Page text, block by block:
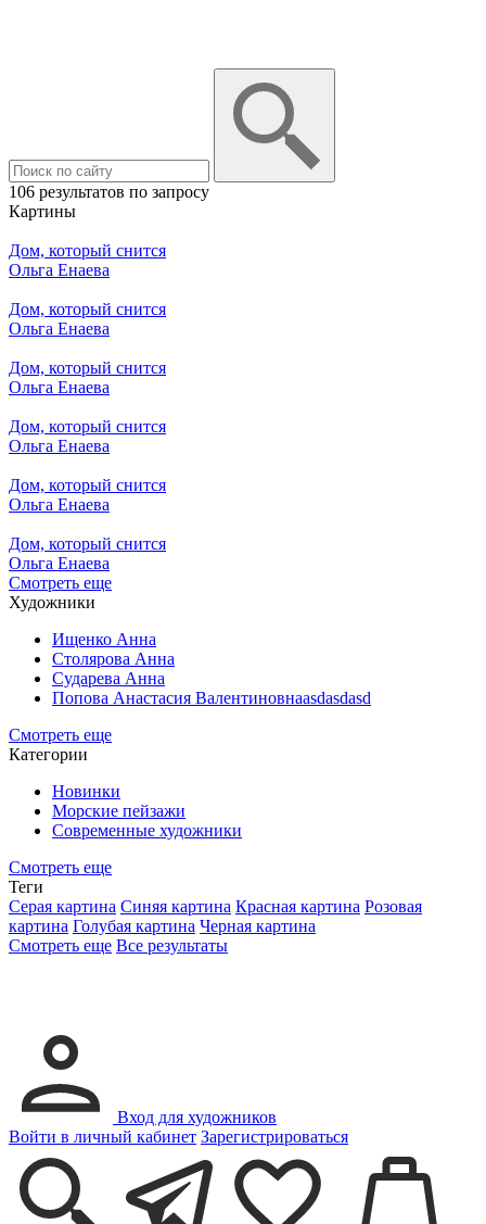
106 результатов по запросу
Картины
Дом, который снится
Ольга Енаева
Дом, который снится
Ольга Енаева
Дом, который снится
Ольга Енаева
Дом, который снится
Ольга Енаева
Дом, который снится
Ольга Енаева
Дом, который снится
Ольга Енаева
Смотреть еще
Художники
Ищенко Анна
Столярова Анна
Сударева Анна
Попова Анастасия Валентиновнаasdasdasd
Смотреть еще
Категории
Новинки
Морские пейзажи
Современные художники
Смотреть еще
Теги
Серая картина Синяя картина Красная картина Розовая
картина Голубая картина Черная картина
Смотреть еще Все результаты
Вход для художников
Войти в личный кабинет Зарегистрироваться